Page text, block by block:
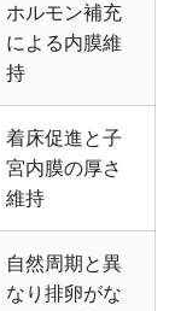
ホルモン補充
による内膜維
持
着床促進と子
宮内膜の厚さ
維持
自然周期と異
なり排卵がな